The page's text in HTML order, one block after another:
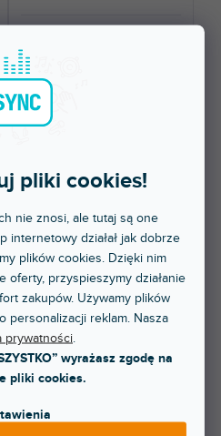
pliki cookies!
nie znosi, ale tutaj są one
internetowy działał jak dobrze
plików cookies. Dzięki nim
oferty, przyspieszymy działanie
zakupów. Używamy plików
personalizacji reklam. Nasza
prywatności.
wyrażasz zgodę na
pliki cookies.
🔥 WYPRZEDAŻ SEZONOWA
Accessories VR2030BLK
Dostępny w sklepie
stacjonarnym
(7 szt
300 x 20 mm. Kolor czarny.